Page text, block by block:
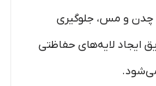
چدن و مس، جلوگیری
ایجاد لایه‌های حفاظتی